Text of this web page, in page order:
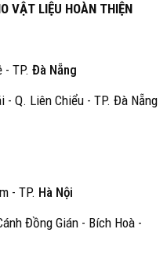
VẬT LIỆU HOÀN THIỆN
- TP. Đà Nẵng
- Q. Liên Chiểu - TP. Đà Nẵng
- TP. Hà Nội
Đồng Gián - Bích Hoà -